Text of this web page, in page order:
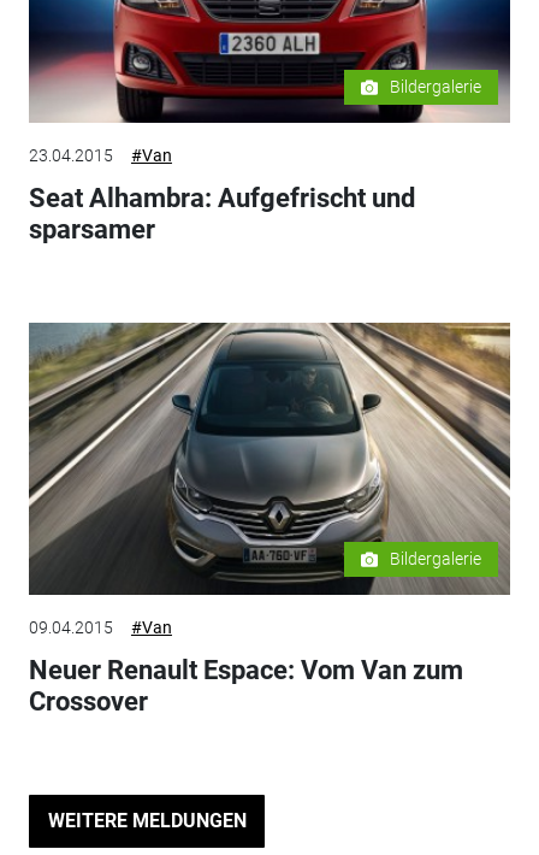
Bildergalerie
23.04.2015 #Van
Seat Alhambra: Aufgefrischt und
sparsamer
Bildergalerie
09.04.2015 #Van
Neuer Renault Espace: Vom Van zum
Crossover
WEITERE MELDUNGEN